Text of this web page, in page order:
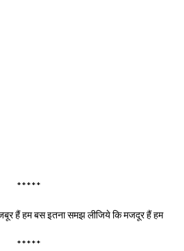
*****
हैं हम बस इतना समझ लीजिये कि मजदूर हैं हम
*****